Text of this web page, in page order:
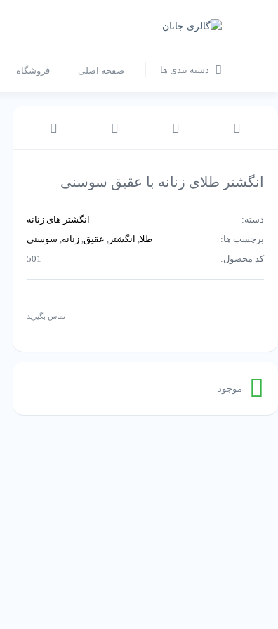
دسته بندی ها صفحه اصلی فروشگاه
انگشتر طلای زنانه با عقیق سوسنی
دسته:
انگشتر های زنانه
برچسب ها:
طلا, انگشتر, عقیق,زنانه, سوسنی
کد محصول:
501
تماس بگیرید
موجود